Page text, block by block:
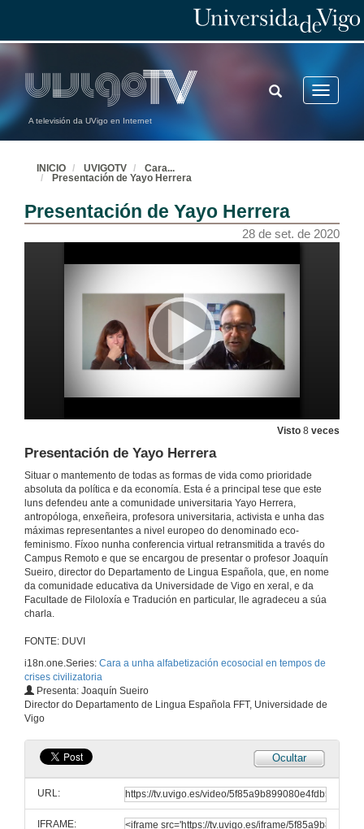
A televisión da UVigo en Internet
Toggle
TOGGLE
SEARCH
INICIO UVIGOTV Cara...
Presentación de Yayo Herrera
Presentación de Yayo Herrera
28 de set. de 2020
Visto 8 veces
Presentación de Yayo Herrera
Situar o mantemento de todas as formas de vida como prioridade
absoluta da política e da economía. Esta é a principal tese que este
luns defendeu ante a comunidade universitaria Yayo Herrera,
antropóloga, enxeñeira, profesora universitaria, activista e unha das
máximas representantes a nivel europeo do denominado eco-
feminismo. Fíxoo nunha conferencia virtual retransmitida a través do
Campus Remoto e que se encargou de presentar o profesor Joaquín
Sueiro, director do Departamento de Lingua Española, que, en nome
da comunidade educativa da Universidade de Vigo en xeral, e da
Facultade de Filoloxía e Tradución en particular, lle agradeceu a súa
charla.
FONTE: DUVI
i18n.one.Series: Cara a unha alfabetización ecosocial en tempos de
crises civilizatoria
Presenta: Joaquín Sueiro
Director do Departamento de Lingua Española FFT, Universidade de
Vigo
Ocultar
URL:
IFRAME: